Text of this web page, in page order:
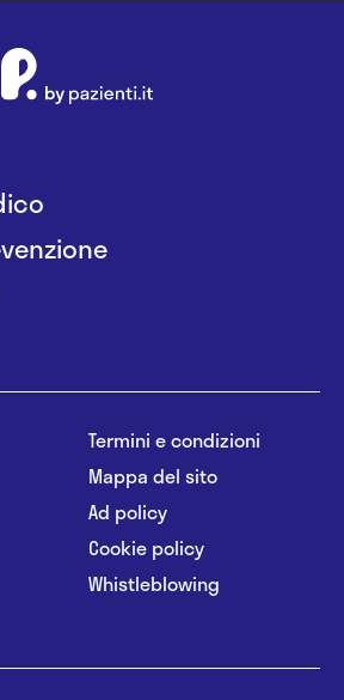
Termini e condizioni
Mappa del sito
Ad policy
Cookie policy
Whistleblowing